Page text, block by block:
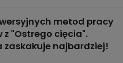
metod pracy
z "Ostrego cięcia".
zaskakuje najbardziej!